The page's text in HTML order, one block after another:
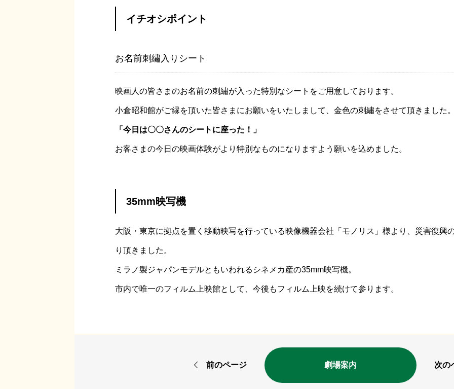
イチオシポイント
お名前刺繡入りシート
映画人の皆さまのお名前の刺繡が入った特別なシートをご用意しております。
小倉昭和館がご縁を頂いた皆さまにお願いをいたしまして、金色の刺繡をさせて頂きました
「今日は〇〇さんのシートに座った！」
お客さまの今日の映画体験がより特別なものになりますよう願いを込めました。
35mm映写機
大阪・東京に拠点を置く移動映写を行っている映像機器会社「モノリス」様より、災害復興
り頂きました。
ミラノ製ジャパンモデルともいわれるシネメカ産の35mm映写機。
市内で唯一のフィルム上映館として、今後もフィルム上映を続けて参ります。
 前のページ 劇場案内 次の